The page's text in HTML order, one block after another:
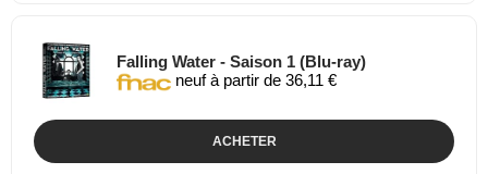
Falling Water - Saison 1 (Blu-ray)
neuf à partir de 36,11 €
ACHETER